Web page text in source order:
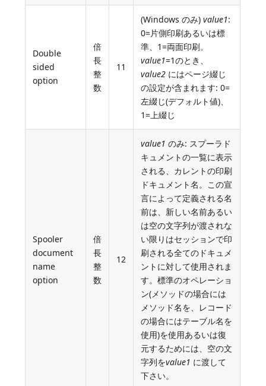
Double
sided
option
倍
長
整
数
11
(Windows のみ)value1:
0=片側印刷あるいは標
準、1=両面印刷。
value1=1のとき、
value2 にはページ綴じ
の設定が含まれます: 0=
左綴じ(デフォルト値)、
1=上綴じ
Spooler
document
name
option
倍
長
整
数
12
value1 のみ: スプーラド
キュメントの一覧に表示
される、カレントの印刷
ドキュメント名。この宣
言によって定義される名
前は、新しい名前あるい
は空の文字列が渡されな
い限りはセッションで印
刷される全てのドキュメ
ントに対して使用されま
す。標準のオペレーショ
ン(メソッドの場合には
メソッド名を、レコード
の場合にはテーブル名を
使用)を使用あるいは復
元するためには、空の文
字列をvalue1 に渡して
下さい。